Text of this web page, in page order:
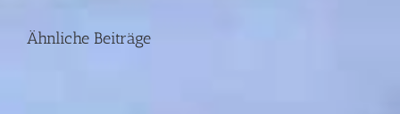
Ähnliche Beiträge